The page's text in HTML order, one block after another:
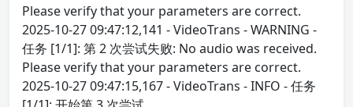
Please verify that your parameters are correct.
2025-10-27 09:47:12,141 - VideoTrans - WARNING -
任务 [1/1]: 第 2 次尝试失败: No audio was received.
Please verify that your parameters are correct.
2025-10-27 09:47:15,167 - VideoTrans - INFO - 任务